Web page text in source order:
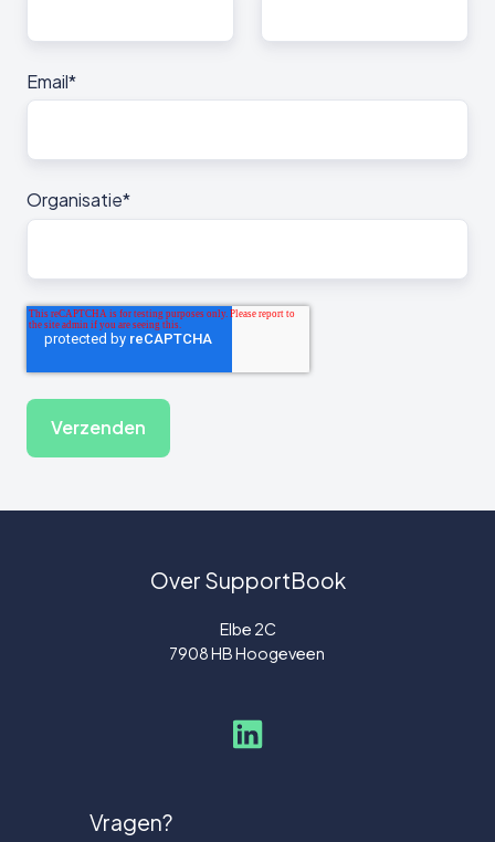
Email*
Organisatie*
Verzenden
Over SupportBook
Elbe 2C
7908 HB Hoogeveen
Vragen?